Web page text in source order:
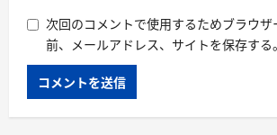
次回のコメントで使用するためブラウザ
前、メールアドレス、サイトを保存する。